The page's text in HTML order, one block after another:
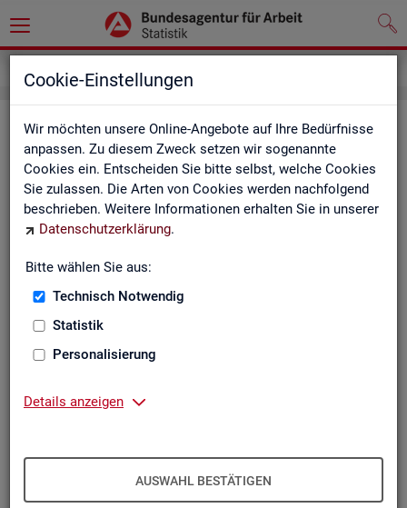
Cookie-Einstellungen
Wir möchten unsere Online-Angebote auf Ihre Bedürfnisse
anpassen. Zu diesem Zweck setzen wir sogenannte
Cookies ein. Entscheiden Sie bitte selbst, welche Cookies
Sie zulassen. Die Arten von Cookies werden nachfolgend
beschrieben. Weitere Informationen erhalten Sie in unserer
Datenschutzerklärung.
Bitte wählen Sie aus:
Technisch Notwendig
Statistik
Personalisierung
Details anzeigen
AUSWAHL BESTÄTIGEN
In­halts­ver­zeich­nis
Sta­tis­ti­ken
Rund­schau Ar­beits­markt
Mo­nats­be­richt
Eck­wer­te des Ar­beits­mark­tes und der Grund­si­che­
rung
Eck­wer­te Ar­beits­markt
Ar­beits­markt in Deutsch­land
Zah­len, Daten, Fak­ten - Struk­tur­da­ten und -in­di­ka­to­
Früh­in­di­ka­to­ren für den Ar­beits­markt
Sai­son­be­rei­nig­te Zeit­rei­hen